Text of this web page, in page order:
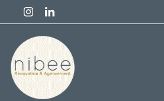
Passer
contenu